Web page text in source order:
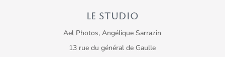
LE STUDIO
Ael Photos, Angélique Sarrazin
13 rue du général de Gaulle